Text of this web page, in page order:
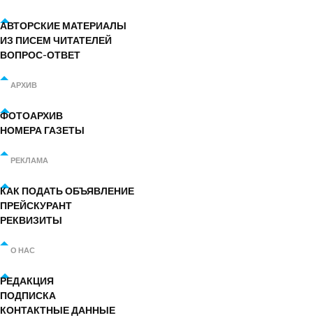
АВТОРСКИЕ МАТЕРИАЛЫ
ИЗ ПИСЕМ ЧИТАТЕЛЕЙ
ВОПРОС-ОТВЕТ
АРХИВ
ФОТОАРХИВ
НОМЕРА ГАЗЕТЫ
РЕКЛАМА
КАК ПОДАТЬ ОБЪЯВЛЕНИЕ
ПРЕЙСКУРАНТ
РЕКВИЗИТЫ
О НАС
РЕДАКЦИЯ
ПОДПИСКА
КОНТАКТНЫЕ ДАННЫЕ